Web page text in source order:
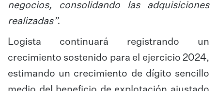
negocios, consolidando las adquisiciones
realizadas”.
Logista continuará registrando un
crecimiento sostenido para el ejercicio 2024,
estimando un crecimiento de dígito sencillo